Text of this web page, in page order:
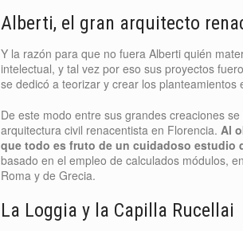
Alberti, el gran arquitecto
Y la razón para que no fuera Alberti quién
intelectual, y tal vez por eso sus proyectos
se dedicó a teorizar y crear los planteamientos
De este modo entre sus grandes creaciones
arquitectura civil renacentista en Florencia. Al
que todo es fruto de un cuidadoso estudio
basado en el empleo de calculados módulos,
Roma y de Grecia.
La Loggia y la Capilla Rucellai